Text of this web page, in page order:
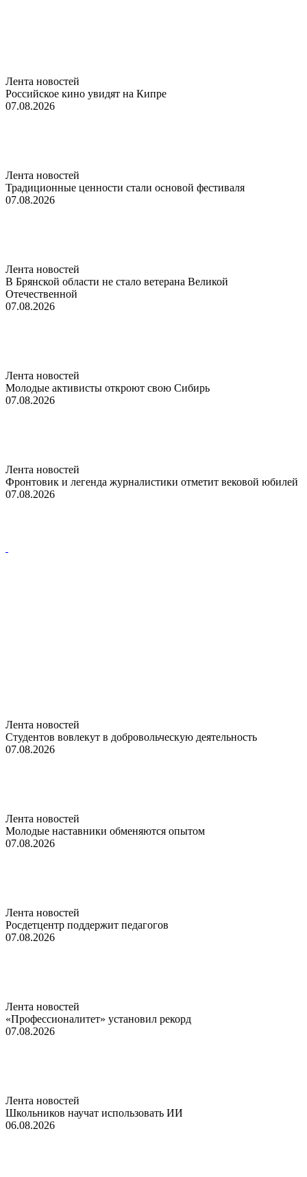
Лента новостей
Российское кино увидят на Кипре
07.08.2026
Лента новостей
Традиционные ценности стали основой фестиваля
07.08.2026
Лента новостей
В Брянской области не стало ветерана Великой
Отечественной
07.08.2026
Лента новостей
Молодые активисты откроют свою Сибирь
07.08.2026
Лента новостей
Фронтовик и легенда журналистики отметит вековой юбилей
07.08.2026
Лента новостей
Студентов вовлекут в добровольческую деятельность
07.08.2026
Лента новостей
Молодые наставники обменяются опытом
07.08.2026
Лента новостей
Росдетцентр поддержит педагогов
07.08.2026
Лента новостей
«Профессионалитет» установил рекорд
07.08.2026
Лента новостей
Школьников научат использовать ИИ
06.08.2026